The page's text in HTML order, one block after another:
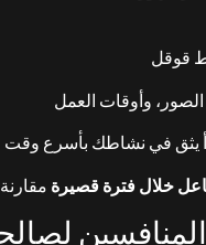
قوقل
وأوقات العمل
يثق في نشاطك بأسرع وقت
خلال فترة قصيرة